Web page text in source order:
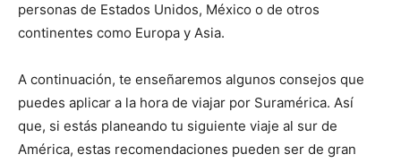
personas de Estados Unidos, México o de otros
continentes como Europa y Asia.
A continuación, te enseñaremos algunos consejos que
puedes aplicar a la hora de viajar por Suramérica. Así
que, si estás planeando tu siguiente viaje al sur de
América, estas recomendaciones pueden ser de gran